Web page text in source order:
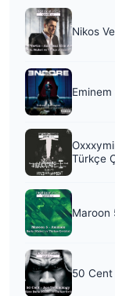
Nikos
Türkçe
Maroon
50 Cent